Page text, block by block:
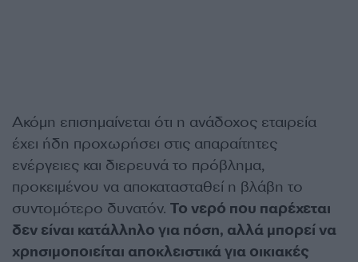
Ακόμη επισημαίνεται ότι η ανάδοχος εταιρεία
έχει ήδη προχωρήσει στις απαραίτητες
ενέργειες και διερευνά το πρόβλημα,
προκειμένου να αποκατασταθεί η βλάβη το
συντομότερο δυνατόν. Το νερό που παρέχεται
δεν είναι κατάλληλο για πόση, αλλά μπορεί να
χρησιμοποιείται αποκλειστικά για οικιακές